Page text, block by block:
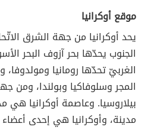
موقع أوكرانيا
يحد أوكرانيا من جهة الشرق
الجنوب يحدّها بحر آزوف البحر
الغربيّ تحدّها رومانيا
المجر وسلوفاكيا وبولندا، ومن
بيلاروسيا. وعاصمة أوكرانيا
مدينة، وأوكرانيا هي إحدى